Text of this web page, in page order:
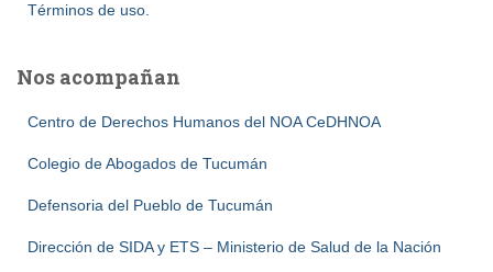
Términos de uso.
Nos acompañan
Centro de Derechos Humanos del NOA CeDHNOA
Colegio de Abogados de Tucumán
Defensoria del Pueblo de Tucumán
Dirección de SIDA y ETS – Ministerio de Salud de la Nación